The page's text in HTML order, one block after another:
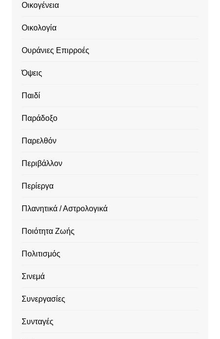
Οικογένεια
Οικολογία
Ουράνιες Επιρροές
Όψεις
Παιδί
Παράδοξο
Παρελθόν
Περιβάλλον
Περίεργα
Πλανητικά / Αστρολογικά
Ποιότητα Ζωής
Πολιτισμός
Σινεμά
Συνεργασίες
Συνταγές